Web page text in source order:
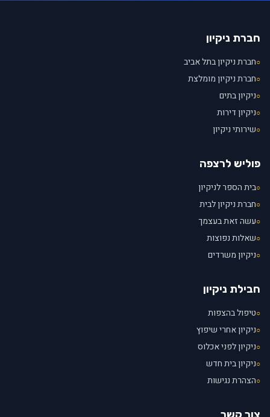
חברת ניקיון
○חברת ניקיון בתל אביב
○חברת ניקיון מומלצת
○ניקיון בתים
○ניקיון דירות
○שירותי ניקיון
פוליש לרצפה
○בית הספר לניקיון
○חברת ניקיון לבית
○עשה זאת בעצמך
○שאלות נפוצות
○ניקיון משרדים
חבילת ניקיון
○טיפול בהצפות
○ניקיון אחרי שיפוץ
○ניקיון לפני אכלוס
○ניקיון בית חדש
○הצהרת נגישות